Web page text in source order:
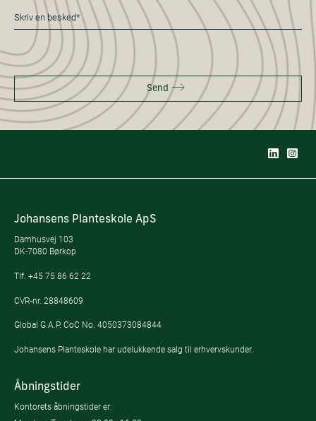
Besked
*
Send
Johansens Planteskole ApS
Damhusvej 103
DK-7080 Børkop
Tlf. +45 75 86 62 22
CVR-nr. 28848609
Global G.A.P. CoC No. 4050373084844
Johansens Planteskole har udelukkende salg til erhvervskunder.
Åbningstider
Kontorets åbningstider er: